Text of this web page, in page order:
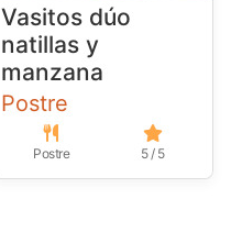
Vasitos dúo
natillas y
manzana
Postre
Postre 5 / 5